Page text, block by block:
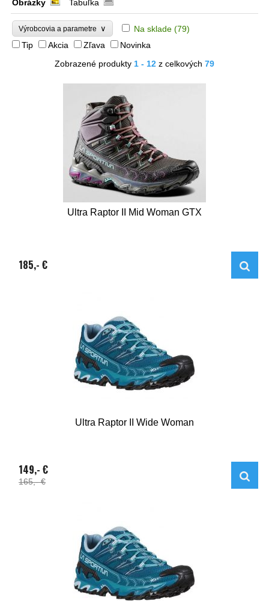
Obrázky
Tabuľka
Výrobcovia a parametre ∨ Na sklade (79)
Tip
Akcia Zľava
Novinka
Zobrazené produkty 1 - 12 z celkových 79
Ultra Raptor II Mid Woman GTX
185,- €
Ultra Raptor II Wide Woman
149,- €
165,- €